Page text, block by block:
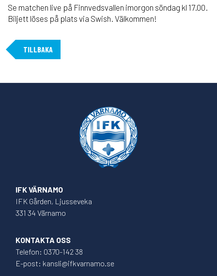
Se matchen live på Finnvedsvallen imorgon söndag kl 17.00.
Biljett löses på plats via Swish. Välkommen!
TILLBAKA
IFK VÄRNAMO
IFK Gården, Ljusseveka
331 34 Värnamo
KONTAKTA OSS
Telefon: 0370-142 38
E-post: kansli@ifkvarnamo.se